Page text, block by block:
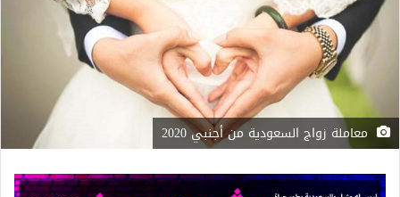
معاملة زواج السعودية من أجنبي 2020